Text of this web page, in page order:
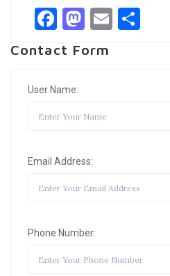
Facebook
Mastodon
Email
Contact Form
User Name:
Email Address:
Phone Number: